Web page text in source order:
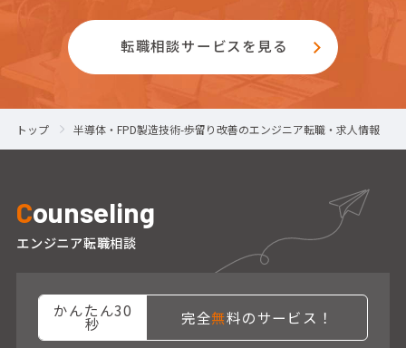
転職相談サービスを見る
トップ 半導体・FPD製造技術-歩留り改善のエンジニア転職・求人情報
Counseling
エンジニア転職相談
かんたん30
秒 完全無料のサービス！